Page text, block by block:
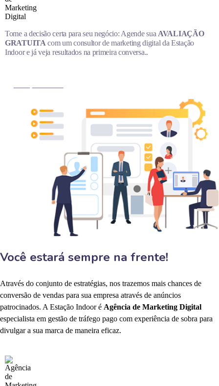
Tome a decisão certa para seu negócio: Agende sua AVALIAÇÃO
GRATUITA com um consultor de marketing digital da Estação
Indoor e já veja resultados na primeira conversa..
Você estará sempre na frente!
Através do conjunto de estratégias, nos trazemos mais chances de
conversão de vendas para sua empresa através de anúncios
patrocinados. A Estação Indoor é Agência de Marketing Digital
especialista em gestão de tráfego pago com experiência de sobra para
divulgar a sua marca de maneira eficaz.